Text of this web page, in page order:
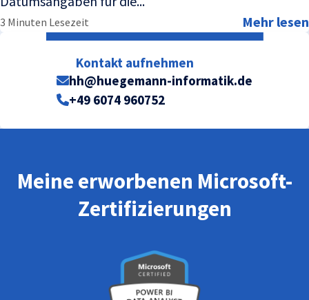
3 Minuten Lesezeit Mehr lesen
Kontakt aufnehmen
hh@huegemann-informatik.de
+49 6074 960752
Meine erworbenen Microsoft-
Zertifizierungen